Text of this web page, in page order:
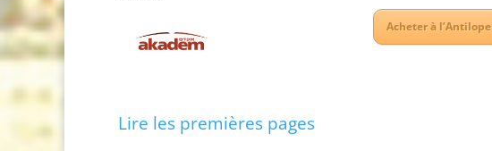
Lire les premières pages
Acheter à l’Antilope